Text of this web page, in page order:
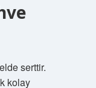
serttir.
kolay